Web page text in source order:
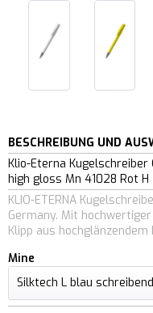
BESCHREIBUNG UND
Klio-Eterna Kugelschreiber
high gloss Mn 41028 Rot H
KLIO-ETERNA
Germany. Mit
Klipp aus
Mine